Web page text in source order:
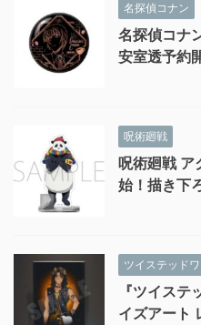
名探偵コナン
名探偵コナ
安室透予約
呪術廻戦
呪術廻戦 ア
始！描き下
ツイステッド
『ツイステ
イズアート